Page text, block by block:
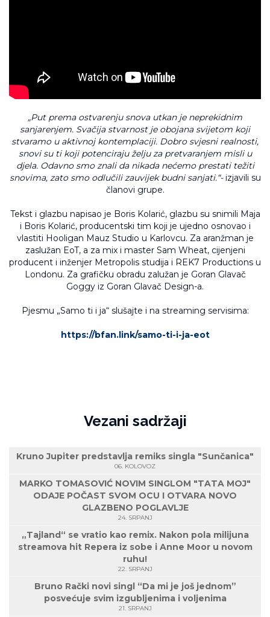
„Put prema ostvarenju snova utkan je neprekidnim
sanjarenjem. Svačija stvarnost je obojana svijetom koji
stvaramo u aktivnoj kontemplaciji. Dobro svjesni realnosti,
snovi su ti koji potenciraju želju za pretvaranjem misli u
djela. Odavno smo znali da nikada nećemo prestati težiti
snovima, zato smo odlučili zauvijek budni sanjati.“-izjavili su
članovi grupe.
Tekst i glazbu napisao je Boris Kolarić, glazbu su snimili Maja
i Boris Kolarić, producentski tim koji je ujedno osnovao i
vlastiti Hooligan Mauz Studio u Karlovcu. Za aranžman je
zaslužan EoT, a za mix i master Sam Wheat, cijenjeni
producent i inženjer Metropolis studija i REK7 Productions u
Londonu. Za grafičku obradu zalužan je Goran Glavač
Goggy iz Goran Glavač Design-a.
Pjesmu „Samo ti i ja“ slušajte i na streaming servisima:
https://bfan.link/samo-ti-i-ja-eot
Vezani sadržaji
Kruno Jupiter predstavlja remiks singla "Sunčanica"
06. KOLOVOZ
MARKO TOMASOVIĆ NOVIM SINGLOM "TATA MOJ"
ODAJE POČAST SVOM OCU I OTVARA NOVO
GLAZBENO POGLAVLJE
24. SRPANJ
„Tajland“ se vratio kao remix. Nakon pola milijuna
streamova hit Repera iz sobe i Anne Moor u novom
ruhu!
22. SRPANJ
Bruno Rački novi singl “Da mi je još jednom”
posvećuje svim izgubljenima i voljenima
21. SRPANJ